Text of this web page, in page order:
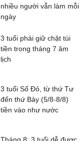
nhiều người vẫn làm mỗi
ngày
3 tuổi phải giữ chặt túi
tiền trong tháng 7 âm
lịch
3 tuổi Số Đỏ, từ thứ Tư
đến thứ Bảy (5/8-8/8)
tiền vào như nước